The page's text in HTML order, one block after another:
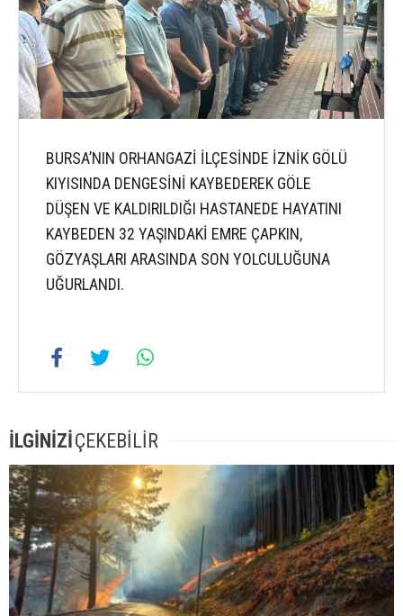
BURSA’NIN ORHANGAZİ İLÇESİNDE İZNİK GÖLÜ
KIYISINDA DENGESİNİ KAYBEDEREK GÖLE
DÜŞEN VE KALDIRILDIĞI HASTANEDE HAYATINI
KAYBEDEN 32 YAŞINDAKİ EMRE ÇAPKIN,
GÖZYAŞLARI ARASINDA SON YOLCULUĞUNA
UĞURLANDI.
İLGİNİZİÇEKEBİLİR